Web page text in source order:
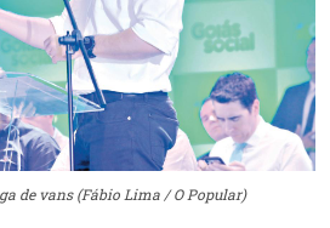
de vans (Fábio Lima / O Popular)